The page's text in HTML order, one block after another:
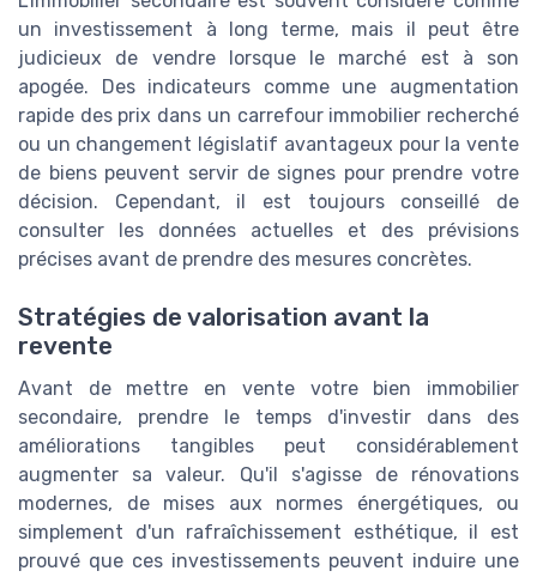
un investissement à long terme, mais il peut être
judicieux de vendre lorsque le marché est à son
apogée. Des indicateurs comme une augmentation
rapide des prix dans un carrefour immobilier recherché
ou un changement législatif avantageux pour la vente
de biens peuvent servir de signes pour prendre votre
décision. Cependant, il est toujours conseillé de
consulter les données actuelles et des prévisions
précises avant de prendre des mesures concrètes.
Stratégies de valorisation avant la
revente
Avant de mettre en vente votre bien immobilier
secondaire, prendre le temps d'investir dans des
améliorations tangibles peut considérablement
augmenter sa valeur. Qu'il s'agisse de rénovations
modernes, de mises aux normes énergétiques, ou
simplement d'un rafraîchissement esthétique, il est
prouvé que ces investissements peuvent induire une